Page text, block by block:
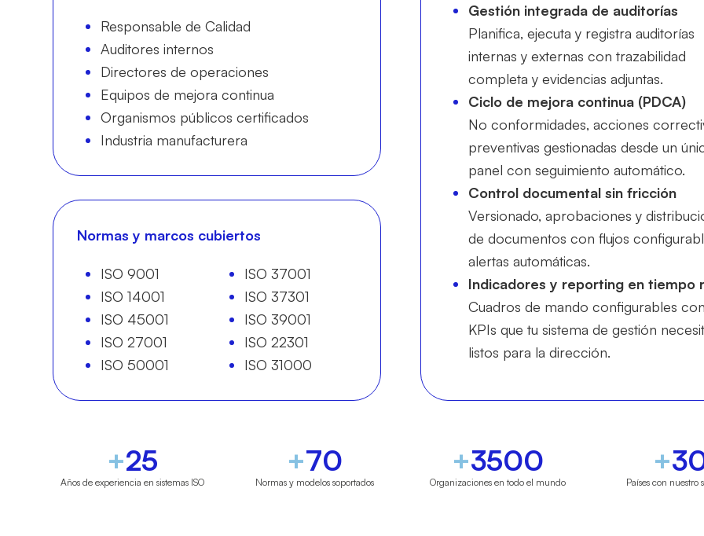
Responsable de Calidad
Auditores internos
Directores de operaciones
Equipos de mejora continua
Organismos públicos certificados
Industria manufacturera
Normas y marcos cubiertos
ISO 9001
ISO 14001
ISO 45001
ISO 27001
ISO 50001
ISO 37001
ISO 37301
ISO 39001
ISO 22301
ISO 31000
Gestión integrada de auditorías
Planifica, ejecuta y registra auditorías
internas y externas con trazabilidad
completa y evidencias adjuntas.
Ciclo de mejora continua (PDCA)
No conformidades, acciones
preventivas gestionadas desde un
panel con seguimiento automático.
Control documental sin fricción
Versionado, aprobaciones y
de documentos con flujos
alertas automáticas.
Indicadores y reporting en tiempo
Cuadros de mando configurables
KPIs que tu sistema de gestión
listos para la dirección.
+25
Años de experiencia en sistemas ISO
+70
Normas y modelos soportados
+3500
Organizaciones en todo el mundo
+
Países con nuestro